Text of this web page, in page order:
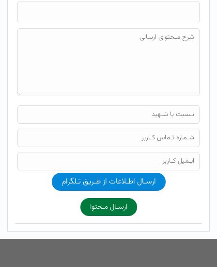
فایل محتوای ارسالی
ارسـال اطـلاعات از طـریق تـلگرام
ارسـال مـحتوا